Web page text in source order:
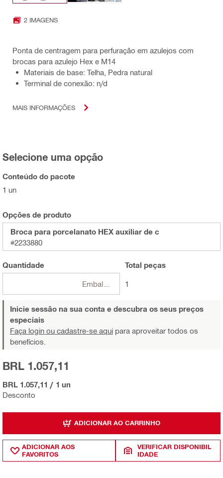
2 IMAGENS
Ponta de centragem para perfuração em azulejos com
brocas para azulejo Hex e M14
Materiais de base: Telha, Pedra natural
Terminal de conexão: n/d
MAIS INFORMAÇÕES
Selecione uma opção
Conteúdo do pacote
1 un
Opções de produto
Broca para porcelanato HEX auxiliar de c
#2233880
Quantidade
Embalagens
Total peças
1
Inicie sessão na sua conta e descubra os seus preços
especiais
Faça login ou cadastre-se aqui para aproveitar todos os
benefícios.
Desconto
BRL 1.057,11
BRL 1.057,11 / 1 un
ADICIONAR AO CARRINHO
ADICIONAR AOS
FAVORITOS
VERIFICAR DISPONIBIL
IDADE